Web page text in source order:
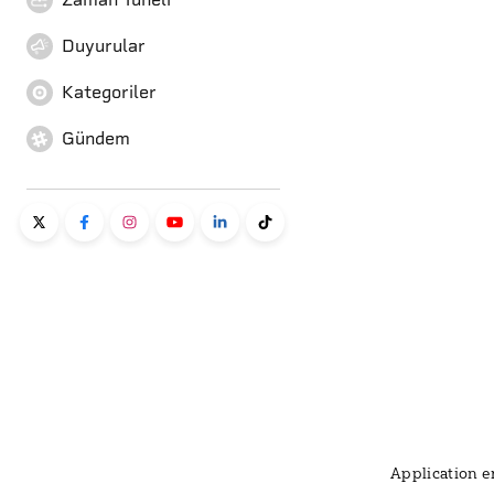
Duyurular
Kategoriler
Gündem
Application